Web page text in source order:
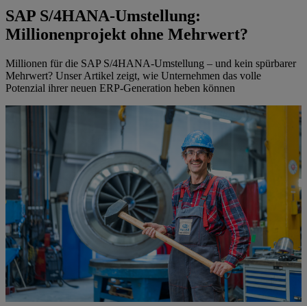
SAP S/4HANA-Umstellung:
Millionenprojekt ohne Mehrwert?
Millionen für die SAP S/4HANA-Umstellung – und kein spürbarer
Mehrwert? Unser Artikel zeigt, wie Unternehmen das volle
Potenzial ihrer neuen ERP-Generation heben können